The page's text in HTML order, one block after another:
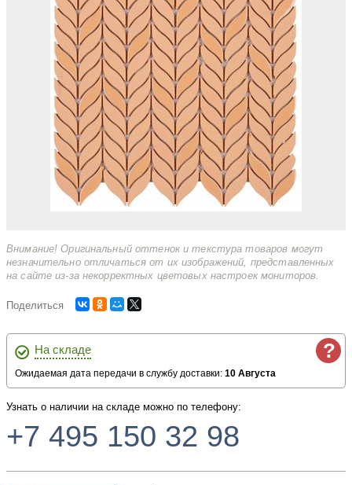
Внимание! Оригинальный оттенок и текстура товаров могут
незначительно отличаться от их изображений, представленных
на сайте из-за некорректных цветовых настроек мониторов.
Поделиться
?
На складе
Ожидаемая дата передачи в службу доставки: 10 Августа
Узнать о наличии на складе можно по телефону:
+7 495 150 32 98